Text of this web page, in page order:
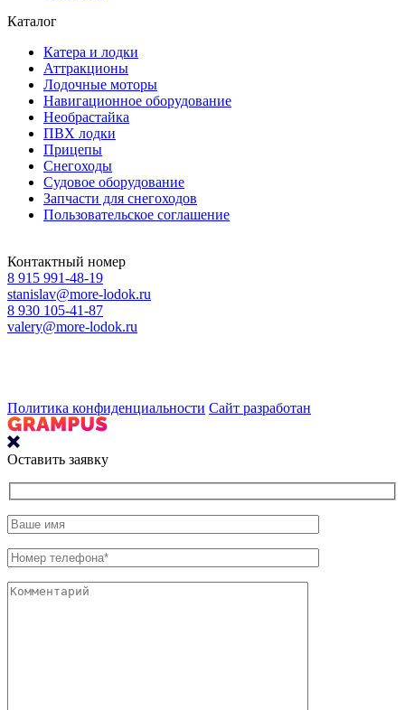
Каталог
Катера и лодки
Аттракционы
Лодочные моторы
Навигационное оборудование
Необрастайка
ПВХ лодки
Прицепы
Снегоходы
Судовое оборудование
Запчасти для снегоходов
Пользовательское соглашение
Контактный номер
8 915 991-48-19
stanislav@more-lodok.ru
8 930 105-41-87
valery@more-lodok.ru
Политика конфиденциальности Сайт разработан
Оставить заявку